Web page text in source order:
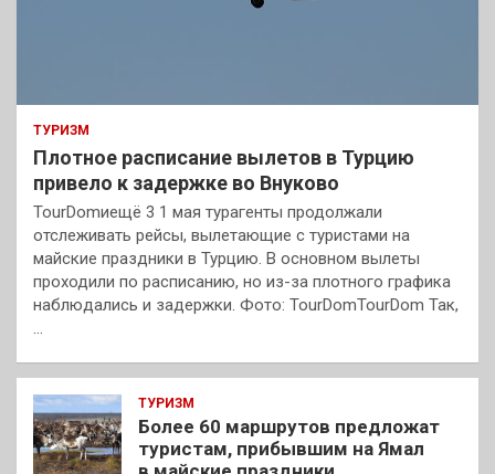
ТУРИЗМ
Плотное расписание вылетов в Турцию
привело к задержке во Внуково
TourDomиещё 3 1 мая турагенты продолжали
отслеживать рейсы, вылетающие с туристами на
майские праздники в Турцию. В основном вылеты
проходили по расписанию, но из-за плотного графика
наблюдались и задержки. Фото: TourDomTourDom Так,
…
ТУРИЗМ
Более 60 маршрутов предложат
туристам, прибывшим на Ямал